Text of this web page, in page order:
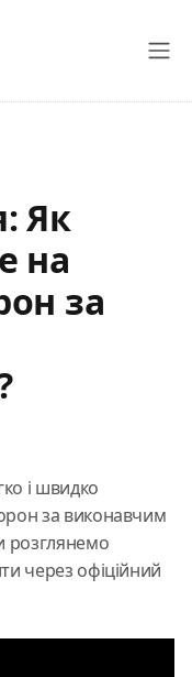
Як
на
за
і швидко
за виконавчим
розглянемо
через офіційний